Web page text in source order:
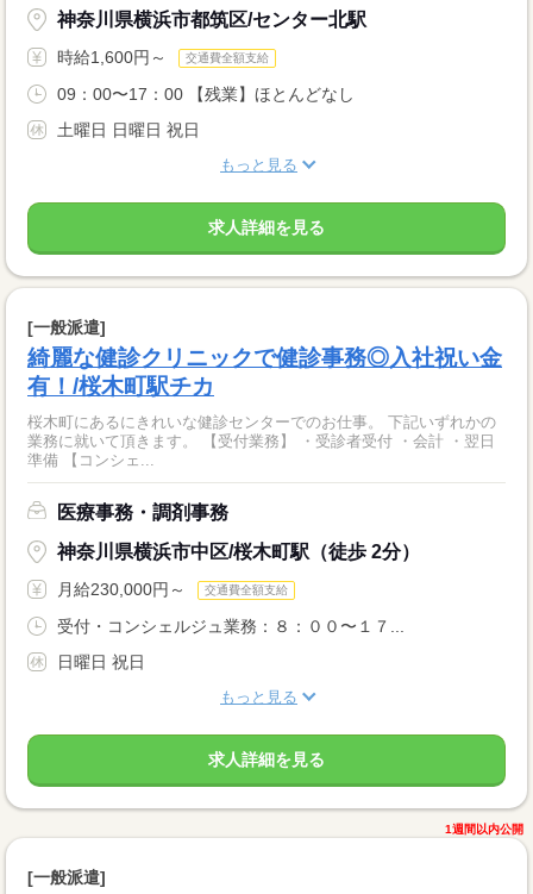
神奈川県横浜市都筑区/センター北駅
時給1,600円～ 交通費全額支給
09：00〜17：00 【残業】ほとんどなし
土曜日 日曜日 祝日
もっと見る
求人詳細を見る
[一般派遣]
綺麗な健診クリニックで健診事務◎入社祝い金
有！/桜木町駅チカ
桜木町にあるにきれいな健診センターでのお仕事。 下記いずれかの
業務に就いて頂きます。 【受付業務】 ・受診者受付 ・会計 ・翌日
準備 【コンシェ...
医療事務・調剤事務
神奈川県横浜市中区/桜木町駅（徒歩 2分）
月給230,000円～ 交通費全額支給
受付・コンシェルジュ業務：８：００〜１７...
日曜日 祝日
もっと見る
求人詳細を見る
1週間以内公開
[一般派遣]